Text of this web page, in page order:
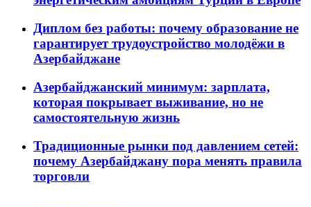
Диплом без работы: почему образование не
гарантирует трудоустройство молодёжи в
Азербайджане
Азербайджанский минимум: зарплата,
которая покрывает выживание, но не
самостоятельную жизнь
Традиционные рынки под давлением сетей:
почему Азербайджану пора менять правила
торговли